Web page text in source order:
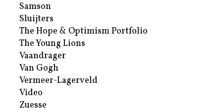
Samson
Sluijters
The Hope & Optimism Portfolio
The Young Lions
Vaandrager
Van Gogh
Vermeer-Lagerveld
Video
Zuesse